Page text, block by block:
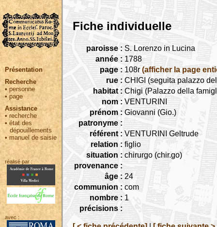
Présentation
Recherche
• personne
•page
Assistance
• recherche
•état des
dépouillements
•manuel de saisie
réalisé par :
avec :
Fiche individuelle
paroisse : S. Lorenzo in Lucina
année : 1788
page : 108r (afficher la page
rue : CHIGI (seguita palazzo
habitat : Chigi (Palazzo della
nom : VENTURINI
prénom : Giovanni (Gio.)
patronyme :
référent : VENTURINI Geltrude
relation : figlio
situation : chirurgo (chir.go)
provenance :
âge : 24
communion : com
nombre : 1
précisions :